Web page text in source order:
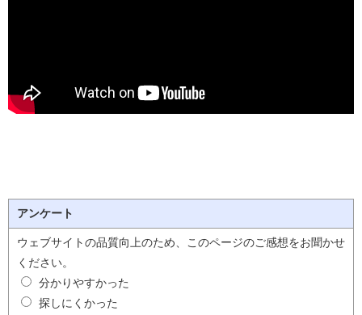
アンケート
ウェブサイトの品質向上のため、このページのご感想をお聞かせ
ください。
分かりやすかった
探しにくかった